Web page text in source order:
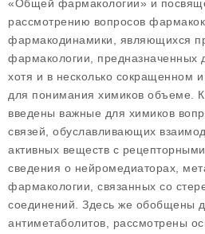
«Общей фармакологии» и
рассмотрению вопросов
фармакодинамики, являющихся
фармакологии, предназначенных
хотя и в несколько сокращенном
для понимания химиков объеме.
введены важные для химиков
связей, обуславливающих
активных веществ с
сведения о нейромедиаторах,
фармакологии, связанных со
соединений. Здесь же обобщены
антиметаболитов, рассмотрены